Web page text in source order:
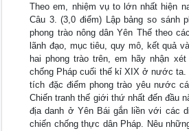
Theo em, nhiệm vụ to lớn nhất hiện
Câu 3. (3,0 điểm) Lập bảng so sánh
phong trào nông dân Yên Thế theo
lãnh đạo, mục tiêu, quy mô, kết quả
hai phong trào trên, em hãy nhận
chống Pháp cuối thế kỉ XIX ở nước ta.
tích đặc điểm phong trào yêu nước
Chiến tranh thế giới thứ nhất đến đầu
địa danh ở Yên Bái gắn liền với các
chiến chống thực dân Pháp. Nêu